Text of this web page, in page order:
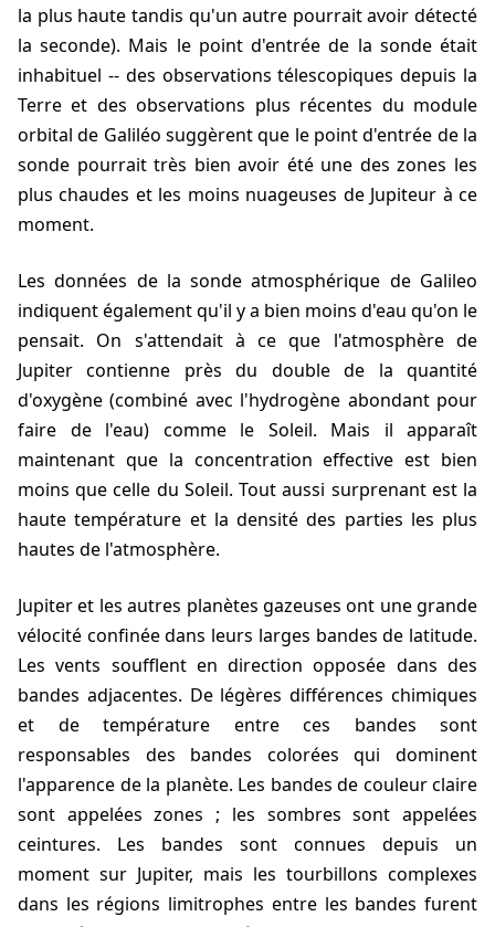
la plus haute tandis qu'un autre pourrait avoir détecté
la seconde). Mais le point d'entrée de la sonde était
inhabituel -- des observations télescopiques depuis la
Terre et des observations plus récentes du module
orbital de Galiléo suggèrent que le point d'entrée de la
sonde pourrait très bien avoir été une des zones les
plus chaudes et les moins nuageuses de Jupiteur à ce
moment.
Les données de la sonde atmosphérique de Galileo
indiquent également qu'il y a bien moins d'eau qu'on le
pensait. On s'attendait à ce que l'atmosphère de
Jupiter contienne près du double de la quantité
d'oxygène (combiné avec l'hydrogène abondant pour
faire de l'eau) comme le Soleil. Mais il apparaît
maintenant que la concentration effective est bien
moins que celle du Soleil. Tout aussi surprenant est la
haute température et la densité des parties les plus
hautes de l'atmosphère.
Jupiter et les autres planètes gazeuses ont une grande
vélocité confinée dans leurs larges bandes de latitude.
Les vents soufflent en direction opposée dans des
bandes adjacentes. De légères différences chimiques
et de température entre ces bandes sont
responsables des bandes colorées qui dominent
l'apparence de la planète. Les bandes de couleur claire
sont appelées zones ; les sombres sont appelées
ceintures. Les bandes sont connues depuis un
moment sur Jupiter, mais les tourbillons complexes
dans les régions limitrophes entre les bandes furent